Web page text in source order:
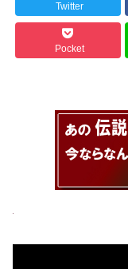
Twitter
Pocket